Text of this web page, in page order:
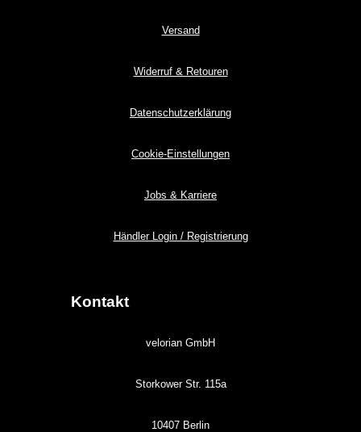
Versand
Widerruf & Retouren
Datenschutzerklärung
Cookie-Einstellungen
Jobs & Karriere
Händler Login / Registrierung
Kontakt
velorian GmbH
Storkower Str. 115a
10407 Berlin